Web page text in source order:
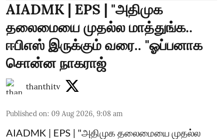
AIADMK | EPS | "அதிமுக
தலைமையை முதல்ல மாத்துங்க..
ஈபிஎஸ் இருக்கும் வரை.. "ஓப்பனாக
சொன்ன நாகராஜ்
thanthitv
Published on: 09 Aug 2026, 9:08 am
AIADMK | EPS | "அதிமுக தலைமையை முதல்ல